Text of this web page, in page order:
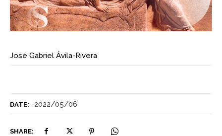
DATE: 2022/05/06
SHARE:
José Gabriel Ávila-Rivera